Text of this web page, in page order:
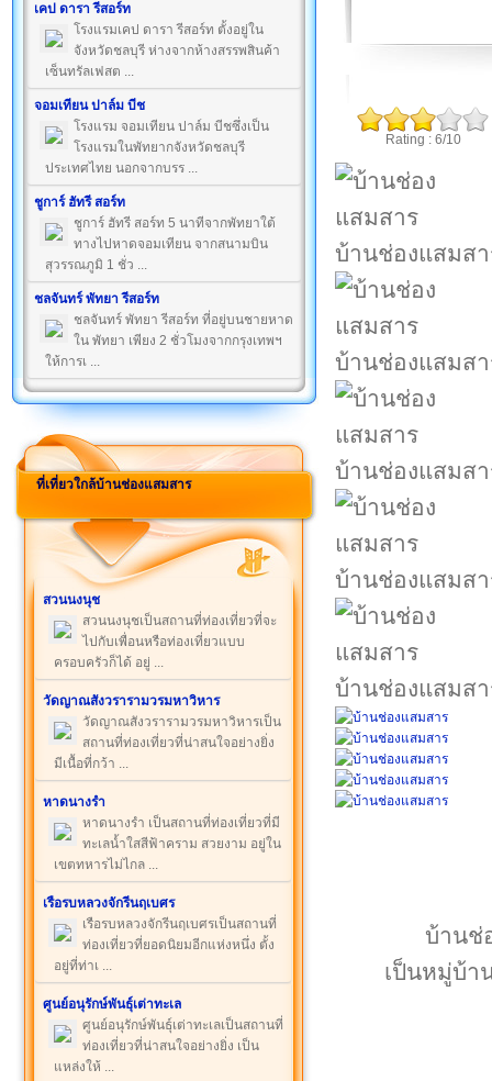
เคป ดารา รีสอร์ท
โรงแรมเคป ดารา รีสอร์ท ตั้งอยู่ใน
จังหวัดชลบุรี ห่างจากห้างสรรพสินค้า
เซ็นทรัลเฟสต ...
จอมเทียน ปาล์ม บีช
โรงแรม จอมเทียน ปาล์ม บีชซึ่งเป็น
โรงแรมในพัทยากจังหวัดชลบุรี
ประเทศไทย นอกจากบรร ...
ชูการ์ ฮัทรี สอร์ท
ชูการ์ ฮัทรี สอร์ท 5 นาทีจากพัทยาใต้
ทางไปหาดจอมเทียน จากสนามบิน
สุวรรณภูมิ 1 ชั่ว ...
ชลจันทร์ พัทยา รีสอร์ท
ชลจันทร์ พัทยา รีสอร์ท ที่อยู่บนชายหาด
ใน พัทยา เพียง 2 ชั่วโมงจากกรุงเทพฯ
ให้การเ ...
ที่เที่ยวใกล้บ้านช่องแสมสาร
สวนนงนุช
สวนนงนุชเป็นสถานที่ท่องเที่ยวที่จะ
ไปกับเพื่อนหรือท่องเที่ยวแบบ
ครอบครัวก็ได้ อยู่ ...
วัดญาณสังวรารามวรมหาวิหาร
วัดญาณสังวรารามวรมหาวิหารเป็น
สถานที่ท่องเที่ยวที่น่าสนใจอย่างยิ่ง
มีเนื้อที่กว้า ...
หาดนางรำ
หาดนางรำ เป็นสถานที่ท่องเที่ยวที่มี
ทะเลน้ำใสสีฟ้าคราม สวยงาม อยู่ใน
เขตทหารไม่ไกล ...
เรือรบหลวงจักรีนฤเบศร
เรือรบหลวงจักรีนฤเบศรเป็นสถานที่
ท่องเที่ยวที่ยอดนิยมอีกแห่งหนึ่ง ตั้ง
อยู่ที่ท่าเ ...
ศูนย์อนุรักษ์พันธุ์เต่าทะเล
ศูนย์อนุรักษ์พันธุ์เต่าทะเลเป็นสถานที่
ท่องเที่ยวที่น่าสนใจอย่างยิ่ง เป็น
แหล่งให้ ...
Rating : 6/10
บ้านช่องแสมส
บ้านช่องแสมส
บ้านช่องแสมส
บ้านช่องแสมส
บ้านช่องแสมส
บ้านช่
เป็นหมู่บ้า